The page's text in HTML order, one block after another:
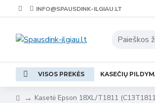
INFO@SPAUSDINK-ILGIAU.LT
VISOS PREKĖS KASEČIŲ
Kasetė Epson 18XL/T1811